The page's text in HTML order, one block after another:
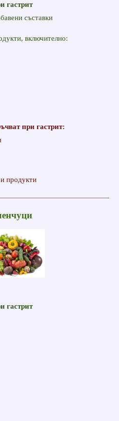
гастрит
съставки
включително:
при гастрит:
продукти
гастрит